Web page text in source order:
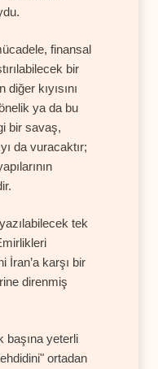
finansal
bir
kıyısını
ya da bu
bir savaş,
da vuracaktır;
tek
İran’a karşı bir
direnmiş
başına yeterli
ortadan